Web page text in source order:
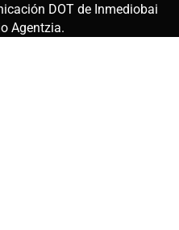
DOT de Inmediobai
Agentzia.